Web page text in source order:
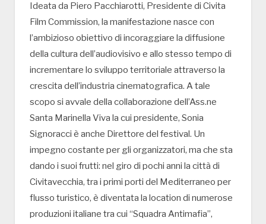
Ideata da Piero Pacchiarotti, Presidente di Civita
Film Commission, la manifestazione nasce con
l’ambizioso obiettivo di incoraggiare la diffusione
della cultura dell’audiovisivo e allo stesso tempo di
incrementare lo sviluppo territoriale attraverso la
crescita dell’industria cinematografica. A tale
scopo si avvale della collaborazione dell’Ass.ne
Santa Marinella Viva la cui presidente, Sonia
Signoracci è anche Direttore del festival. Un
impegno costante per gli organizzatori, ma che sta
dando i suoi frutti: nel giro di pochi anni la città di
Civitavecchia, tra i primi porti del Mediterraneo per
flusso turistico, è diventata la location di numerose
produzioni italiane tra cui “Squadra Antimafia”,